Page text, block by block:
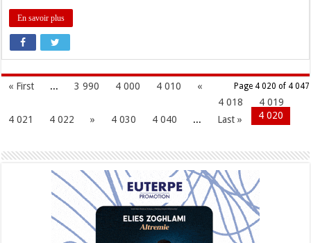
En savoir plus
Page 4 020 of 4 047
« First ... 3 990 4 000 4 010
«
4 018
4 019
4 020
4 021 4 022 » 4 030 4 040 ... Last »